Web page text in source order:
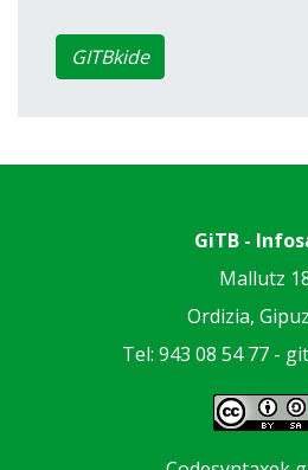
GITBkide
GiTB -
Mallutz
Ordizia,
Tel: 943 08 54 77 -